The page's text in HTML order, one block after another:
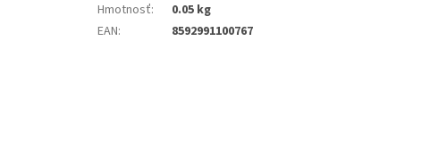
Hmotnosť:
0.05 kg
EAN: 8592991100767